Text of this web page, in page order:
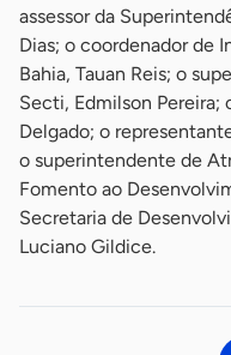
assessor da
Dias; o coordenador de
Bahia, Tauan Reis; o
Secti, Edmilson Pereira;
Delgado; o
o superintendente de
Fomento ao
Secretaria de
Luciano Gildice.